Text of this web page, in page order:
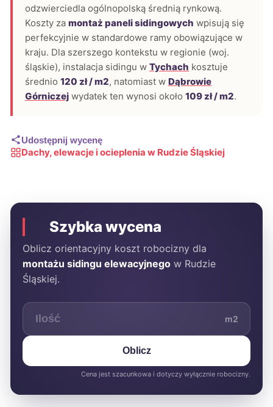
odzwierciedla ogólnopolską średnią rynkową.
Koszty za montaż paneli sidingowych wpisują się
perfekcyjnie w standardowe ramy obowiązujące w
kraju. Dla szerszego kontekstu w regionie (woj.
śląskie), instalacja sidingu w Tychach kosztuje
średnio 120 zł / m2, natomiast w Dąbrowie
Górniczej wydatek ten wynosi około 109 zł / m2.
Udostępnij wycenę
Dachy, elewacje i ocieplenia w Rudzie Śląskiej
Szybka wycena
Oblicz orientacyjny koszt robocizny dla
montażu sidingu elewacyjnego w Rudzie
Śląskiej.
m2
Oblicz
Cena jest szacunkowa i dotyczy wyłącznie robocizny.